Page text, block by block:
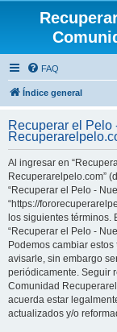
FAQ
Índice general
Recuperar el Pelo
Al ingresar en
Recuperarelpelo.com”
“Recuperar el Pelo -
“https://
los siguientes términos.
“Recuperar el Pelo -
Podemos cambiar
avisarle, sin embargo
periódicamente. Seguir
Comunidad
acuerda estar
actualizados y/o